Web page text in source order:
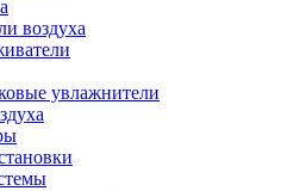
воздуха
увлажнители